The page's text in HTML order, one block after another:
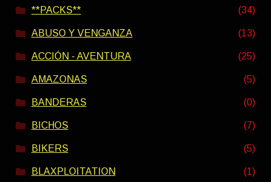
**PACKS** (34)
ABUSO Y VENGANZA (13)
ACCIÓN - AVENTURA (25)
AMAZONAS (5)
BANDERAS (0)
BICHOS (7)
BIKERS (5)
BLAXPLOITATION (1)